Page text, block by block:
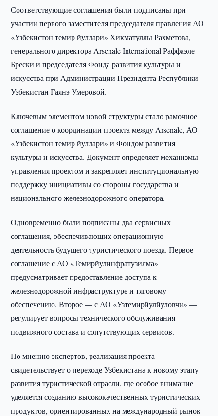
Соответствующие соглашения были подписаны при
участии первого заместителя председателя правления АО
«Узбекистон темир йуллари» Хикматуллы Рахметова,
генерального директора Arsenale International Раффаэле
Брески и председателя Фонда развития культуры и
искусства при Администрации Президента Республики
Узбекистан Гаянэ Умеровой.
Ключевым элементом новой структуры стало рамочное
соглашение о координации проекта между Arsenale, АО
«Узбекистон темир йуллари» и Фондом развития
культуры и искусства. Документ определяет механизмы
управления проектом и закрепляет институциональную
поддержку инициативы со стороны государства и
национального железнодорожного оператора.
Одновременно были подписаны два сервисных
соглашения, обеспечивающих операционную
деятельность будущего туристического поезда. Первое
соглашение с АО «Темирйулинфратузилма»
предусматривает предоставление доступа к
железнодорожной инфраструктуре и тяговому
обеспечению. Второе — с АО «Узтемирйулйуловчи» —
регулирует вопросы технического обслуживания
подвижного состава и сопутствующих сервисов.
По мнению экспертов, реализация проекта
свидетельствует о переходе Узбекистана к новому этапу
развития туристической отрасли, где особое внимание
уделяется созданию высококачественных туристических
продуктов, ориентированных на международный рынок